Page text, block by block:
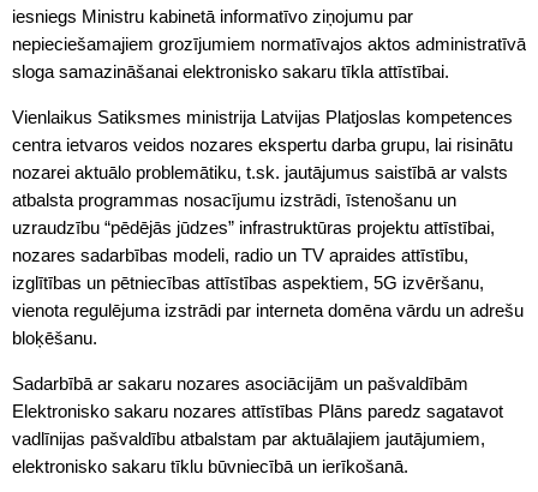
iesniegs Ministru kabinetā informatīvo ziņojumu par
nepieciešamajiem grozījumiem normatīvajos aktos administratīvā
sloga samazināšanai elektronisko sakaru tīkla attīstībai.
Vienlaikus Satiksmes ministrija Latvijas Platjoslas kompetences
centra ietvaros veidos nozares ekspertu darba grupu, lai risinātu
nozarei aktuālo problemātiku, t.sk. jautājumus saistībā ar valsts
atbalsta programmas nosacījumu izstrādi, īstenošanu un
uzraudzību “pēdējās jūdzes” infrastruktūras projektu attīstībai,
nozares sadarbības modeli, radio un TV apraides attīstību,
izglītības un pētniecības attīstības aspektiem, 5G izvēršanu,
vienota regulējuma izstrādi par interneta domēna vārdu un adrešu
bloķēšanu.
Sadarbībā ar sakaru nozares asociācijām un pašvaldībām
Elektronisko sakaru nozares attīstības Plāns paredz sagatavot
vadlīnijas pašvaldību atbalstam par aktuālajiem jautājumiem,
elektronisko sakaru tīklu būvniecībā un ierīkošanā.